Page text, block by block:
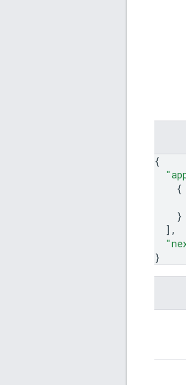
{
{
}
] ,
}